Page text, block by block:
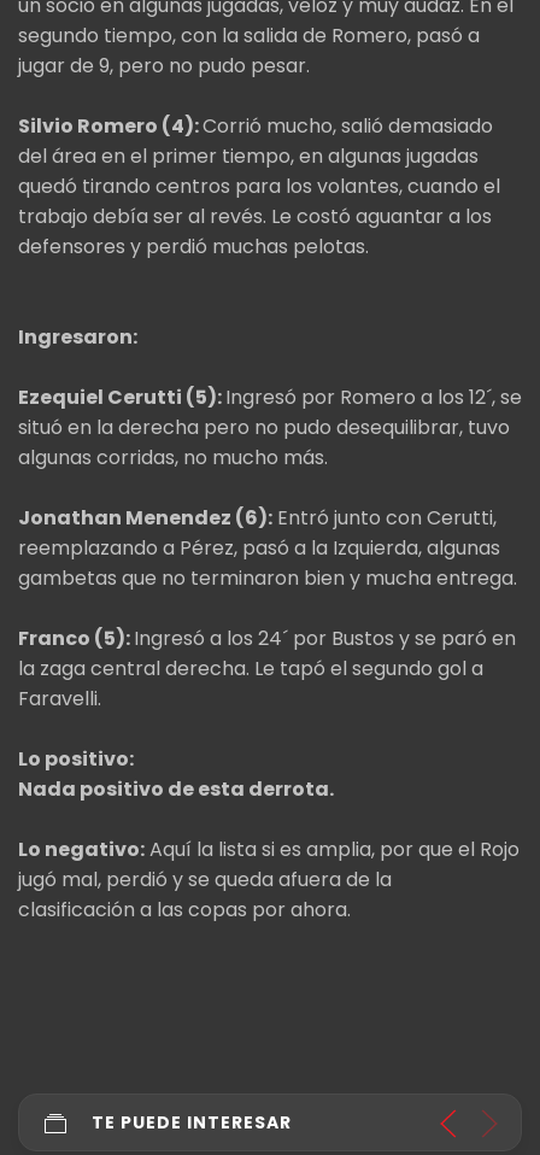
un socio en algunas jugadas, veloz y muy audaz. En el
segundo tiempo, con la salida de Romero, pasó a
jugar de 9, pero no pudo pesar.
Silvio Romero (4):Corrió mucho, salió demasiado
del área en el primer tiempo, en algunas jugadas
quedó tirando centros para los volantes, cuando el
trabajo debía ser al revés. Le costó aguantar a los
defensores y perdió muchas pelotas.
Ingresaron:
Ezequiel Cerutti (5):Ingresó por Romero a los 12´, se
situó en la derecha pero no pudo desequilibrar, tuvo
algunas corridas, no mucho más.
Jonathan Menendez (6): Entró junto con Cerutti,
reemplazando a Pérez, pasó a la Izquierda, algunas
gambetas que no terminaron bien y mucha entrega.
Franco (5):Ingresó a los 24´ por Bustos y se paró en
la zaga central derecha. Le tapó el segundo gol a
Faravelli.
Lo positivo:
Nada positivo de esta derrota.
Lo negativo:Aquí la lista si es amplia, por que el Rojo
jugó mal, perdió y se queda afuera de la
clasificación a las copas por ahora.
TE PUEDE INTERESAR